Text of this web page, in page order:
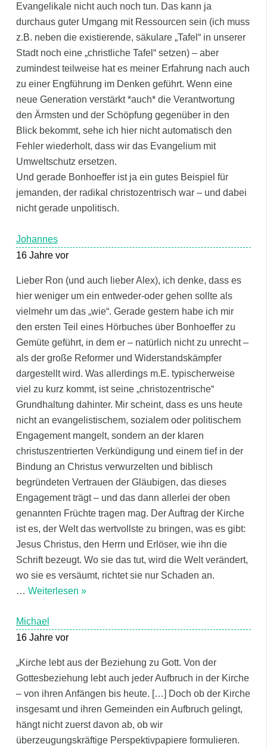
Evangelikale nicht auch noch tun. Das kann ja
durchaus guter Umgang mit Ressourcen sein (ich muss
z.B. neben die existierende, säkulare „Tafel“ in unserer
Stadt noch eine „christliche Tafel“ setzen) – aber
zumindest teilweise hat es meiner Erfahrung nach auch
zu einer Engführung im Denken geführt. Wenn eine
neue Generation verstärkt *auch* die Verantwortung
den Ärmsten und der Schöpfung gegenüber in den
Blick bekommt, sehe ich hier nicht automatisch den
Fehler wiederholt, dass wir das Evangelium mit
Umweltschutz ersetzen.
Und gerade Bonhoeffer ist ja ein gutes Beispiel für
jemanden, der radikal christozentrisch war – und dabei
nicht gerade unpolitisch.
Johannes
16 Jahre vor
Lieber Ron (und auch lieber Alex), ich denke, dass es
hier weniger um ein entweder-oder gehen sollte als
vielmehr um das „wie“. Gerade gestern habe ich mir
den ersten Teil eines Hörbuches über Bonhoeffer zu
Gemüte geführt, in dem er – natürlich nicht zu unrecht –
als der große Reformer und Widerstandskämpfer
dargestellt wird. Was allerdings m.E. typischerweise
viel zu kurz kommt, ist seine „christozentrische“
Grundhaltung dahinter. Mir scheint, dass es uns heute
nicht an evangelistischem, sozialem oder politischem
Engagement mangelt, sondern an der klaren
christuszentrierten Verkündigung und einem tief in der
Bindung an Christus verwurzelten und biblisch
begründeten Vertrauen der Gläubigen, das dieses
Engagement trägt – und das dann allerlei der oben
genannten Früchte tragen mag. Der Auftrag der Kirche
ist es, der Welt das wertvollste zu bringen, was es gibt:
Jesus Christus, den Herrn und Erlöser, wie ihn die
Schrift bezeugt. Wo sie das tut, wird die Welt verändert,
wo sie es versäumt, richtet sie nur Schaden an.
… Weiterlesen »
Michael
16 Jahre vor
„Kirche lebt aus der Beziehung zu Gott. Von der
Gottesbeziehung lebt auch jeder Aufbruch in der Kirche
– von ihren Anfängen bis heute. […] Doch ob der Kirche
insgesamt und ihren Gemeinden ein Aufbruch gelingt,
hängt nicht zuerst davon ab, ob wir
überzeugungskräftige Perspektivpapiere formulieren.